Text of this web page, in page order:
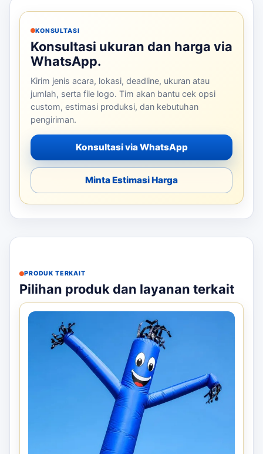
KONSULTASI
Konsultasi ukuran dan harga via
WhatsApp.
Kirim jenis acara, lokasi, deadline, ukuran atau
jumlah, serta file logo. Tim akan bantu cek opsi
custom, estimasi produksi, dan kebutuhan
pengiriman.
Konsultasi via WhatsApp
Minta Estimasi Harga
PRODUK TERKAIT
Pilihan produk dan layanan terkait